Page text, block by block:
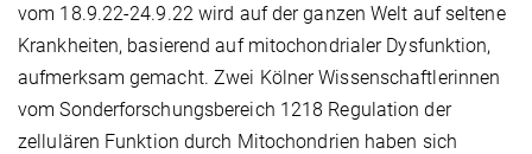
vom 18.9.22-24.9.22 wird auf der ganzen Welt auf seltene
Krankheiten, basierend auf mitochondrialer Dysfunktion,
aufmerksam gemacht. Zwei Kölner Wissenschaftlerinnen
vom Sonderforschungsbereich 1218 Regulation der
zellulären Funktion durch Mitochondrien haben sich